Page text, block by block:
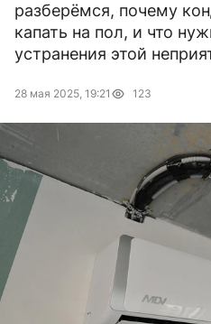
разберёмся, почему
капать на пол, и что
устранения этой
28 мая 2025, 19:21 123